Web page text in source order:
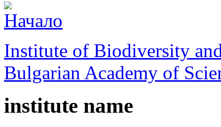
Institute of Biodiversity
Bulgarian Academy of
institute name